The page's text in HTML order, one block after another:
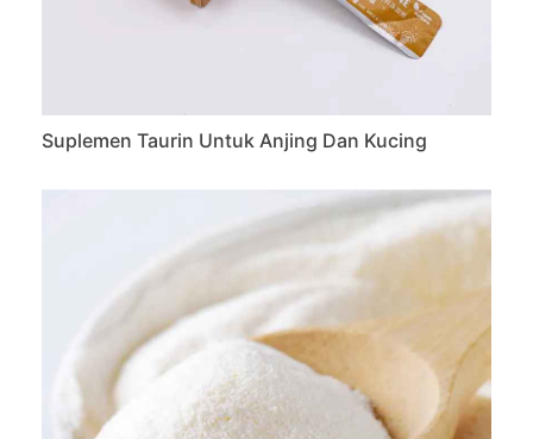
Suplemen Taurin Untuk Anjing Dan Kucing